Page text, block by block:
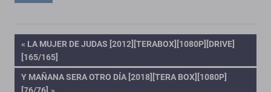
Navegación
de
ENTRADA
ANTERIOR:
LA MUJER DE JUDAS [2012][TERABOX][1080P][DRIVE]
[165/165]
ENTRADA
SIGUIENTE:
Y MAÑANA SERA OTRO DÍA [2018][TERA BOX][1080P]